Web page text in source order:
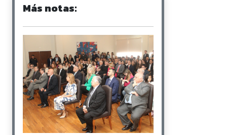
Más notas: